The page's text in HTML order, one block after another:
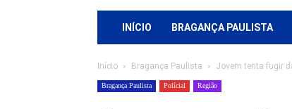
INÍCIO BRAGANÇA PAULISTA
Início Bragança Paulista Jovem tenta fugir
Bragança Paulista Polícial Região